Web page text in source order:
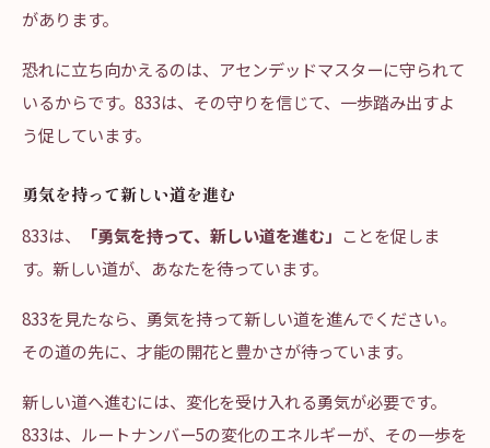
があります。
恐れに立ち向かえるのは、アセンデッドマスターに守られて
いるからです。833は、その守りを信じて、一歩踏み出すよ
う促しています。
勇気を持って新しい道を進む
833は、
「勇気を持って、新しい道を進む」 ことを促しま
す。新しい道が、あなたを待っています。
833を見たなら、勇気を持って新しい道を進んでください。
その道の先に、才能の開花と豊かさが待っています。
新しい道へ進むには、変化を受け入れる勇気が必要です。
833は、ルートナンバー5の変化のエネルギーが、その一歩を